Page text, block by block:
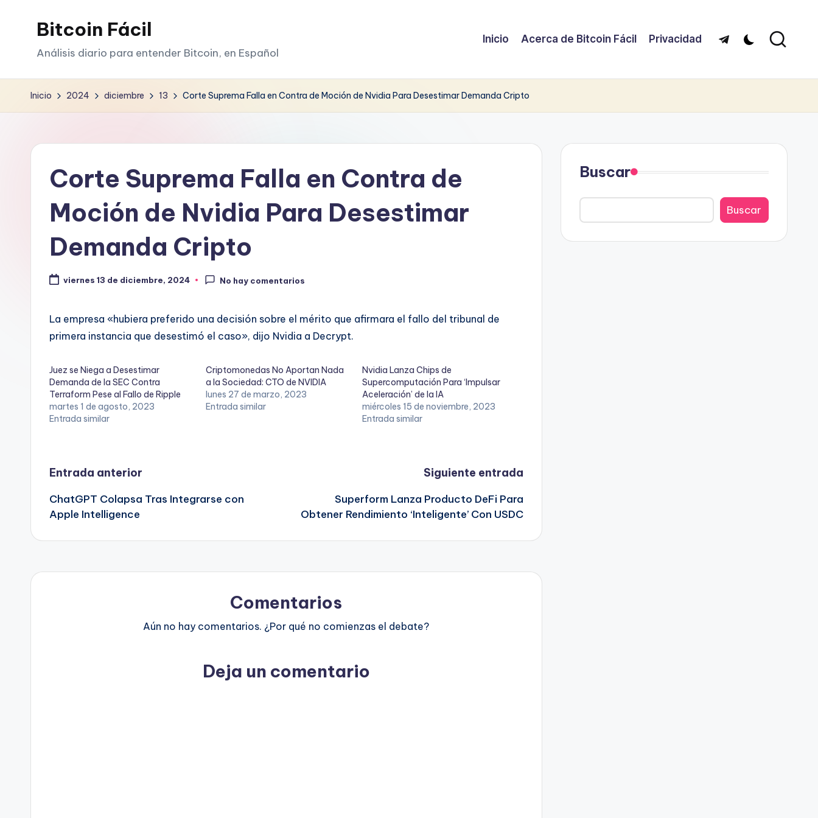
Bitcoin Fácil
Análisis diario para entender Bitcoin, en Español
Inicio Acerca de Bitcoin Fácil Privacidad Telegram
Inicio 2024 diciembre 13 Corte Suprema Falla en Contra de Moción de Nvidia Para Desestimar Demanda Cripto
Corte Suprema Falla en Contra de
Moción de Nvidia Para Desestimar
Demanda Cripto
viernes 13 de diciembre, 2024 No hay comentarios
La empresa «hubiera preferido una decisión sobre el mérito que afirmara el fallo del tribunal de
primera instancia que desestimó el caso», dijo Nvidia a Decrypt.
Juez se Niega a Desestimar
Demanda de la SEC Contra
Terraform Pese al Fallo de Ripple
martes 1 de agosto, 2023
Entrada similar
Criptomonedas No Aportan Nada
a la Sociedad: CTO de NVIDIA
lunes 27 de marzo, 2023
Entrada similar
Nvidia Lanza Chips de
Supercomputación Para ‘Impulsar
Aceleración’ de la IA
miércoles 15 de noviembre, 2023
Entrada similar
Navegación
de
entradas
Entrada anterior
ChatGPT Colapsa Tras Integrarse con
Apple Intelligence
Siguiente entrada
Superform Lanza Producto DeFi Para
Obtener Rendimiento ‘Inteligente’ Con USDC
Comentarios
Aún no hay comentarios. ¿Por qué no comienzas el debate?
Deja un comentario
Buscar
Buscar